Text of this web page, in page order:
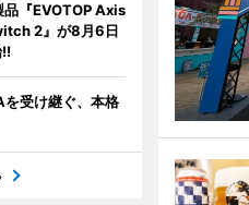
品『EVOTOP Axis
2』が8月6日
!!
受け継ぐ、本格